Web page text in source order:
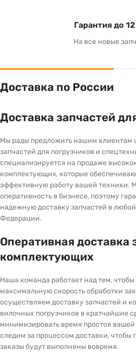
Гарантия до
На все новые
Доставка по России
Доставка запчастей
Мы рады предложить нашим клиентам
запчастей для погрузчиков и
специализируется на продаже
комплектующих, которые
эффективную работу вашей техники.
оперативность в бизнесе, поэтому
надежную доставку запчастей в
Федерации.
Оперативная доставка
комплектующих
Наша команда работает над тем, чтобы
максимальную скорость обработки
осуществляем доставку запчастей и
вилочных погрузчиков в кратчайшие
минимизировать время простоя
следим за процессом доставки, чтобы
заказы будут выполнены вовремя.